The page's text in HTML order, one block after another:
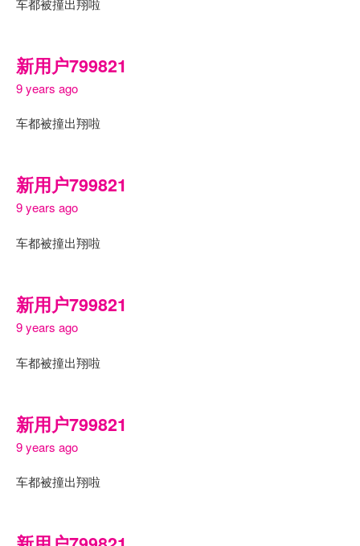
车都被撞出翔啦
新用户799821
9 years ago
车都被撞出翔啦
新用户799821
9 years ago
车都被撞出翔啦
新用户799821
9 years ago
车都被撞出翔啦
新用户799821
9 years ago
车都被撞出翔啦